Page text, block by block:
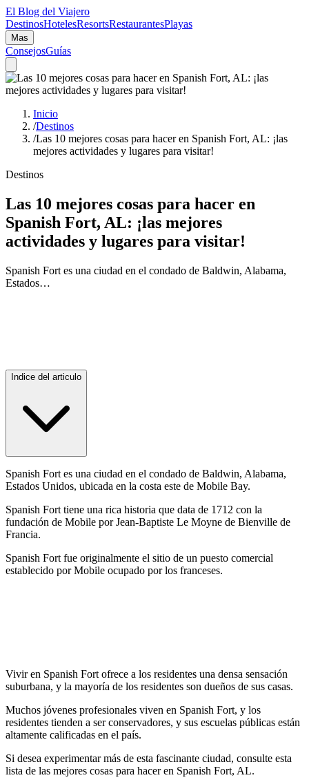
El Blog del Viajero
DestinosHotelesResortsRestaurantesPlayas
Mas
ConsejosGuías
Inicio
/Destinos
/Las 10 mejores cosas para hacer en Spanish Fort, AL: ¡las
mejores actividades y lugares para visitar!
Destinos
Las 10 mejores cosas para hacer en
Spanish Fort, AL: ¡las mejores
actividades y lugares para visitar!
Spanish Fort es una ciudad en el condado de Baldwin, Alabama,
Estados…
Indice del articulo
Spanish Fort es una ciudad en el condado de Baldwin, Alabama,
Estados Unidos, ubicada en la costa este de Mobile Bay.
Spanish Fort tiene una rica historia que data de 1712 con la
fundación de Mobile por Jean-Baptiste Le Moyne de Bienville de
Francia.
Spanish Fort fue originalmente el sitio de un puesto comercial
establecido por Mobile ocupado por los franceses.
Vivir en Spanish Fort ofrece a los residentes una densa sensación
suburbana, y la mayoría de los residentes son dueños de sus casas.
Muchos jóvenes profesionales viven en Spanish Fort, y los
residentes tienden a ser conservadores, y sus escuelas públicas están
altamente calificadas en el país.
Si desea experimentar más de esta fascinante ciudad, consulte esta
lista de las mejores cosas para hacer en Spanish Fort, AL.